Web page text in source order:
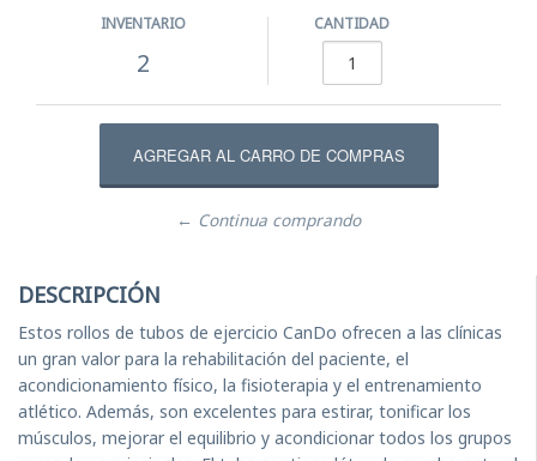
INVENTARIO
2
CANTIDAD
← Continua comprando
DESCRIPCIÓN
Estos rollos de tubos de ejercicio CanDo ofrecen a las clínicas
un gran valor para la rehabilitación del paciente, el
acondicionamiento físico, la fisioterapia y el entrenamiento
atlético. Además, son excelentes para estirar, tonificar los
músculos, mejorar el equilibrio y acondicionar todos los grupos